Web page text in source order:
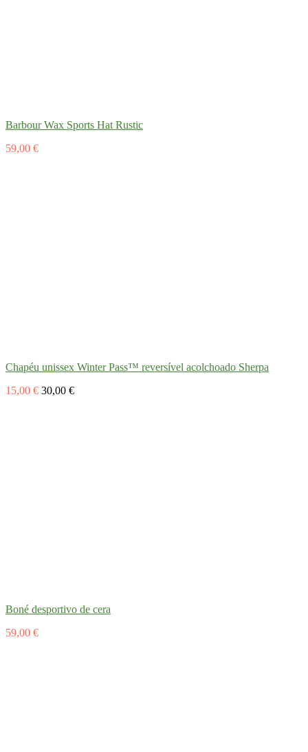
Barbour Wax Sports Hat Rustic
59,00 €
Chapéu unissex Winter Pass™ reversível acolchoado Sherpa
15,00 € 30,00 €
Boné desportivo de cera
59,00 €